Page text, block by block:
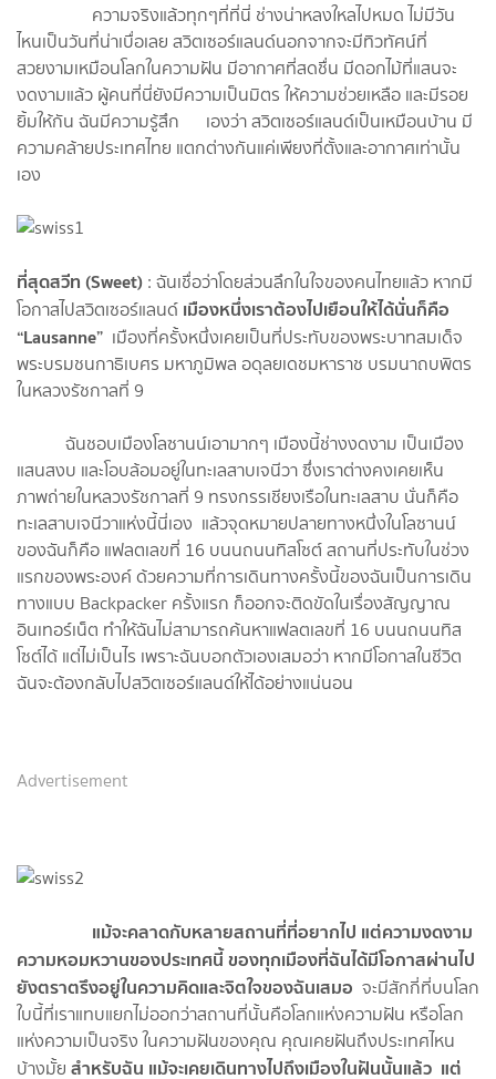
ความจริงแล้วทุกๆที่ที่นี่ ช่างน่าหลงใหลไปหมด ไม่มีวัน
ไหนเป็นวันที่น่าเบื่อเลย สวิตเซอร์แลนด์นอกจากจะมีทิวทัศน์ที่
สวยงามเหมือนโลกในความฝัน มีอากาศที่สดชื่น มีดอกไม้ที่แสนจะ
งดงามแล้ว ผู้คนที่นี่ยังมีความเป็นมิตร ให้ความช่วยเหลือ และมีรอย
ยิ้มให้กัน ฉันมีความรู้สึก เองว่า สวิตเซอร์แลนด์เป็นเหมือนบ้าน มี
ความคล้ายประเทศไทย แตกต่างกันแค่เพียงที่ตั้งและอากาศเท่านั้น
เอง
ที่สุดสวีท (Sweet) : ฉันเชื่อว่าโดยส่วนลึกในใจของคนไทยแล้ว หากมี
โอกาสไปสวิตเซอร์แลนด์ เมืองหนึ่งเราต้องไปเยือนให้ได้นั่นก็คือ
“Lausanne” เมืองที่ครั้งหนึ่งเคยเป็นที่ประทับของพระบาทสมเด็จ
พระบรมชนกาธิเบศร มหาภูมิพล อดุลยเดชมหาราช บรมนาถบพิตร
ในหลวงรัชกาลที่ 9
ฉันชอบเมืองโลซานน์เอามากๆ เมืองนี้ช่างงดงาม เป็นเมือง
แสนสงบ และโอบล้อมอยู่ในทะเลสาบเจนีวา ซึ่งเราต่างคงเคยเห็น
ภาพถ่ายในหลวงรัชกาลที่ 9 ทรงกรรเชียงเรือในทะเลสาบ นั่นก็คือ
ทะเลสาบเจนีวาแห่งนี้นี่เอง แล้วจุดหมายปลายทางหนึ่งในโลซานน์
ของฉันก็คือ แฟลตเลขที่ 16 บนนถนนทิสโซต์ สถานที่ประทับในช่วง
แรกของพระองค์ ด้วยความที่การเดินทางครั้งนี้ของฉันเป็นการเดิน
ทางแบบ Backpacker ครั้งแรก ก็ออกจะติดขัดในเรื่องสัญญาณ
อินเทอร์เน็ต ทำให้ฉันไม่สามารถค้นหาแฟลตเลขที่ 16 บนนถนนทิส
โซต์ได้ แต่ไม่เป็นไร เพราะฉันบอกตัวเองเสมอว่า หากมีโอกาสในชีวิต
ฉันจะต้องกลับไปสวิตเซอร์แลนด์ให้ได้อย่างแน่นอน
Advertisement
แม้จะคลาดกับหลายสถานที่ที่อยากไป แต่ความงดงาม
ความหอมหวานของประเทศนี้ ของทุกเมืองที่ฉันได้มีโอกาสผ่านไป
ยังตราตรึงอยู่ในความคิดและจิตใจของฉันเสมอ จะมีสักกี่ที่บนโลก
ใบนี้ที่เราแทบแยกไม่ออกว่าสถานที่นั้นคือโลกแห่งความฝัน หรือโลก
แห่งความเป็นจริง ในความฝันของคุณ คุณเคยฝันถึงประเทศไหน
บ้างมั้ย สำหรับฉัน แม้จะเคยเดินทางไปถึงเมืองในฝันนั้นแล้ว แต่